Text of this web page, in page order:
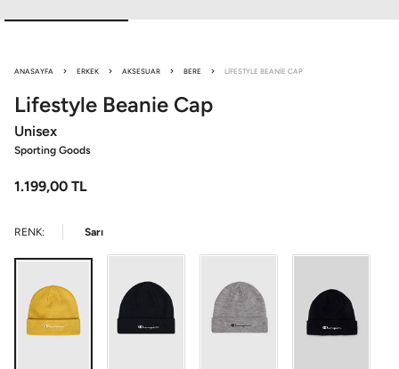
ANASAYFA ERKEK AKSESUAR BERE LIFESTYLE BEANIE CAP
Lifestyle Beanie Cap
Unisex
Sporting Goods
1.199,00 TL
RENK: Sarı